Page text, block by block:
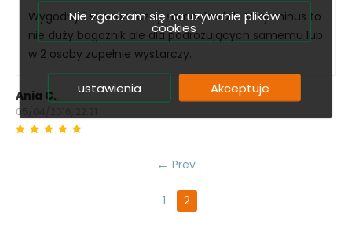
Wygodny i ekonomiczny samochodzik. Mały minus to
nie duży bagażnik ale dla podróżujących samemu lub
w 2 osoby zupełnie wystarczy.
Ania C.
05/04/2016, 22:21
Prev
1 2
Nie zgadzam się na używanie plików
cookies
ustawienia Akceptuje